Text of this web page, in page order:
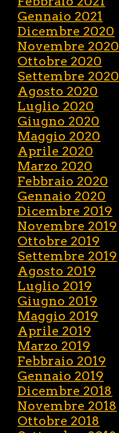
Gennaio 2021
Dicembre 2020
Novembre 2020
Ottobre 2020
Settembre 2020
Agosto 2020
Luglio 2020
Giugno 2020
Maggio 2020
Aprile 2020
Marzo 2020
Febbraio 2020
Gennaio 2020
Dicembre 2019
Novembre 2019
Ottobre 2019
Settembre 2019
Agosto 2019
Luglio 2019
Giugno 2019
Maggio 2019
Aprile 2019
Marzo 2019
Febbraio 2019
Gennaio 2019
Dicembre 2018
Novembre 2018
Ottobre 2018